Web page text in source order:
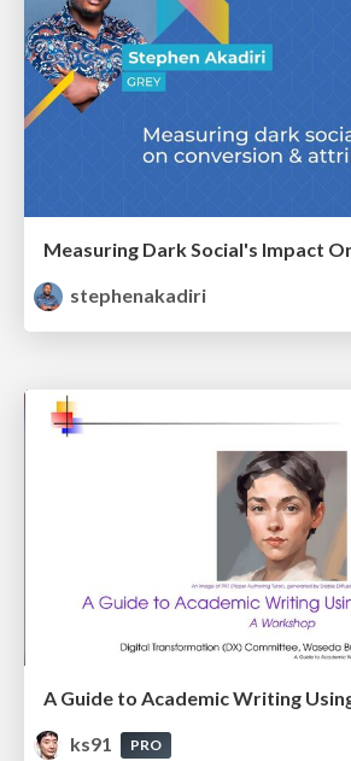
stephenakadiri
ks91
PRO